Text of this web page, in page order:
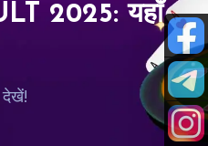
2025: यहाँ
देखें!